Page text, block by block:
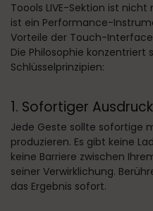
Toools LIVE-Sektion ist
ist ein Performance-
Vorteile der Touch-
Die Philosophie konzentriert
Schlüsselprinzipien:
1. Sofortiger Ausdruck
Jede Geste sollte sofortige
produzieren. Es gibt keine
keine Barriere zwischen
seiner Verwirklichung.
das Ergebnis sofort.